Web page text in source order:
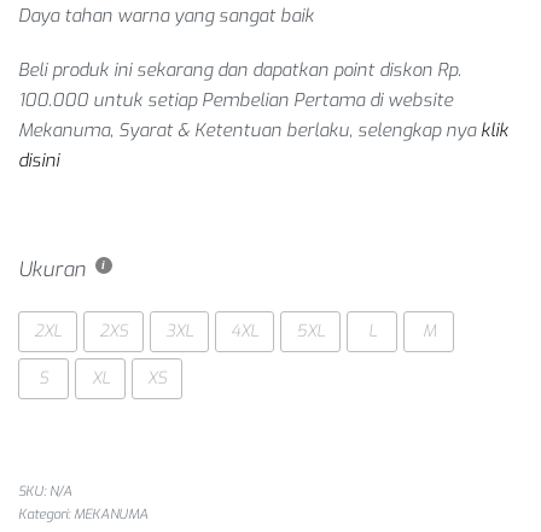
Daya tahan warna yang sangat baik
Beli produk ini sekarang dan dapatkan point diskon Rp.
100.000 untuk setiap Pembelian Pertamadi website
Mekanuma, Syarat & Ketentuan berlaku, selengkap nya klik
disini
Ukuran
2XL 2XS 3XL 4XL 5XL L M
S XL XS
SKU: N/A
Kategori:MEKANUMA